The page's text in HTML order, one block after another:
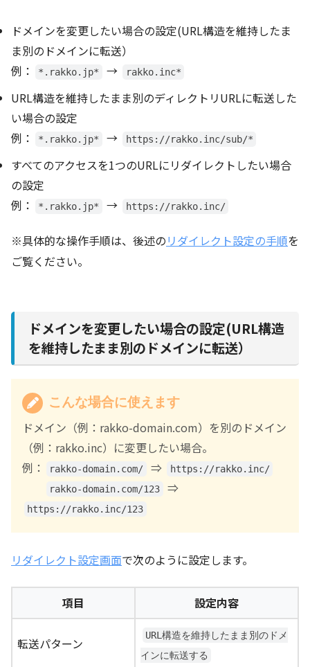
ドメインを変更したい場合の設定(URL構造を維持したま
ま別のドメインに転送）
例：
*.rakko.jp* → rakko.inc*
URL構造を維持したまま別のディレクトリURLに転送した
い場合の設定
例：
*.rakko.jp* → https://rakko.inc/sub/*
すべてのアクセスを1つのURLにリダイレクトしたい場合
の設定
例：
*.rakko.jp* → https://rakko.inc/
※具体的な操作手順は、後述のリダイレクト設定の手順を
ご覧ください。
ドメインを変更したい場合の設定(URL構造
を維持したまま別のドメインに転送）
こんな場合に使えます
ドメイン（例：rakko-domain.com）を別のドメイン
（例：rakko.inc）に変更したい場合。
例：
rakko-domain.com/ ⇒
https://rakko.inc/
rakko-domain.com/123
⇒
https://rakko.inc/123
リダイレクト設定画面で次のように設定します。
項目 設定内容
転送パターン
URL構造を維持したまま別のドメ
インに転送する